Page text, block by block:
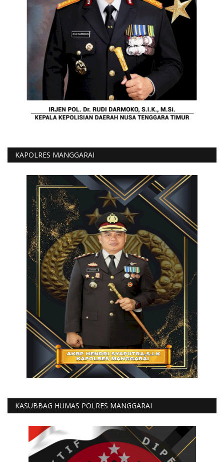
KAPOLRES MANGGARAI
KASUBBAG HUMAS POLRES MANGGARAI